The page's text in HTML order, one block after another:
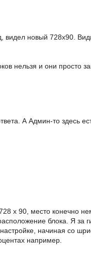
видел новый 728x90.
нельзя и они просто
А Админ-то здесь
x 90, место конечно
блока. Я за
начиная со
например.